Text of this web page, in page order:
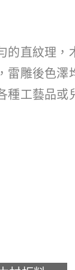
的直紋理，
雷雕後色澤
種工藝品或